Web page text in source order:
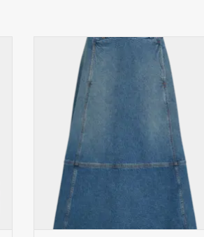
Trendy Denim MidiRok van Tommy Hilfiger
Productdetails
Voering: 80% bci, 20% gerecycled
katoen
Fijnwas op max. 30˚C
Was niet met bleekmiddel
Niet drogen in de droogautomaat
Strijken op een maximale temperatuur
Kleur: blauw
TOEVOEGEN AAN WINKELWAGEN